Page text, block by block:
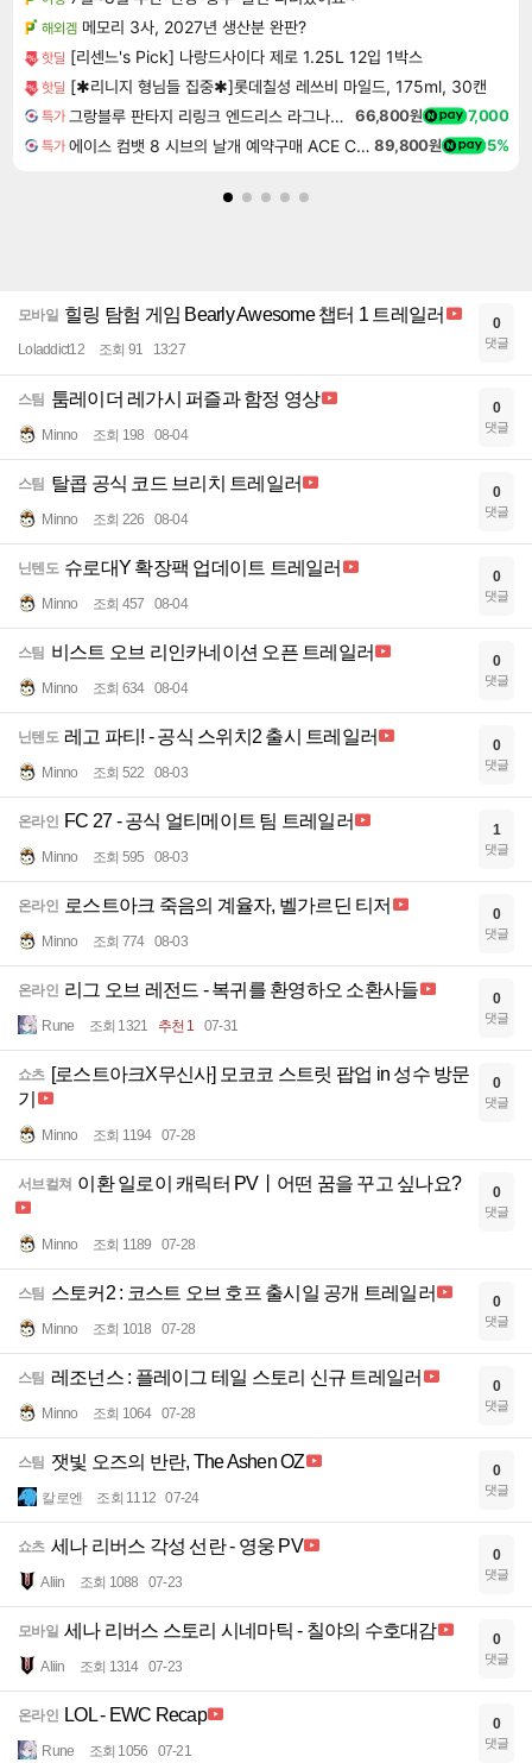
해외겜 메모리 3사, 2027년 생산분 완판?
핫딜 [리센느's Pick] 나랑드사이다 제로 1.25L 12입 1박스
핫딜 [✱리니지 형님들 집중✱]롯데칠성 레쓰비 마일드, 175ml, 30캔
특가 그랑블루 판타지 리링크 엔드리스 라그나로크 Granblue Fantasy Relink Endless Ragnarok 66,800원 7,000
특가 에이스 컴뱃 8 시브의 날개 예약구매 ACE COMBAT 8 WINGS OF THEVE 89,800원 5%
모바일 힐링 탐험 게임 Bearly Awesome 챕터 1 트레일러
Loladdict12 조회 91 13:27
0
댓글
스팀 툼레이더 레가시 퍼즐과 함정 영상
Minno 조회 198 08-04
0
댓글
스팀 탈콥 공식 코드 브리치 트레일러
Minno 조회 226 08-04
0
댓글
닌텐도 슈로대Y 확장팩 업데이트 트레일러
Minno 조회 457 08-04
0
댓글
스팀 비스트 오브 리인카네이션 오픈 트레일러
Minno 조회 634 08-04
0
댓글
닌텐도 레고 파티! - 공식 스위치2 출시 트레일러
Minno 조회 522 08-03
0
댓글
온라인 FC 27 - 공식 얼티메이트 팀 트레일러
Minno 조회 595 08-03
1
댓글
온라인 로스트아크 죽음의 계율자, 벨가르딘 티저
Minno 조회 774 08-03
0
댓글
온라인 리그 오브 레전드 - 복귀를 환영하오 소환사들
Rune 조회 1321 추천 1 07-31
0
댓글
쇼츠 [로스트아크X무신사] 모코코 스트릿 팝업 in 성수 방문
기
Minno 조회 1194 07-28
0
댓글
서브컬쳐 이환 일로이 캐릭터 PV丨어떤 꿈을 꾸고 싶나요?
Minno 조회 1189 07-28
0
댓글
스팀 스토커2 : 코스트 오브 호프 출시일 공개 트레일러
Minno 조회 1018 07-28
0
댓글
스팀 레조넌스 : 플레이그 테일 스토리 신규 트레일러
Minno 조회 1064 07-28
0
댓글
스팀 잿빛 오즈의 반란, The Ashen OZ
칼로엔 조회 1112 07-24
0
댓글
쇼츠 세나 리버스 각성 선란 - 영웅 PV
Aliin 조회 1088 07-23
0
댓글
모바일 세나 리버스 스토리 시네마틱 - 칠야의 수호대감
Aliin 조회 1314 07-23
0
댓글
온라인 LOL - EWC Recap
Rune 조회 1056 07-21
0
댓글